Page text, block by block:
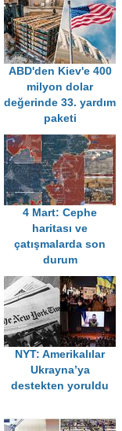
ABD'den Kiev'e 400
milyon dolar
değerinde 33. yardım
paketi
4 Mart: Cephe
haritası ve
çatışmalarda son
durum
NYT: Amerikalılar
Ukrayna’ya
destekten yoruldu